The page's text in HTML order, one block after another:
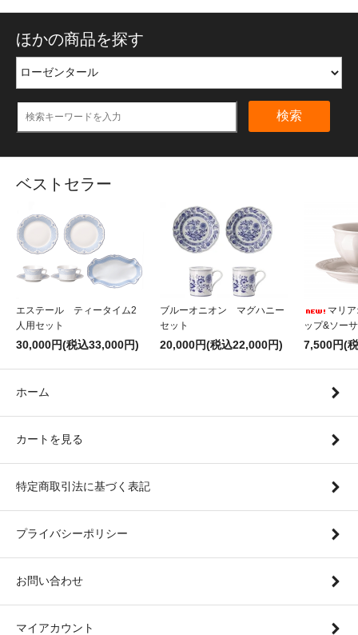
ほかの商品を探す
検索
ベストセラー
エステール ティータイム2
人用セット
30,000円(税込33,000円)
ブルーオニオン マグハニー
セット
20,000円(税込22,000円)
マリ
ップ&ソー
7,500円(
ホーム
カートを見る
特定商取引法に基づく表記
プライバシーポリシー
お問い合わせ
マイアカウント